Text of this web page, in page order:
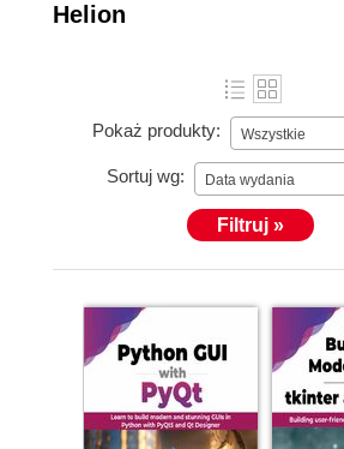
Helion
Pokaż produkty: Wszystkie
Sortuj wg: Data wydania
Filtruj »